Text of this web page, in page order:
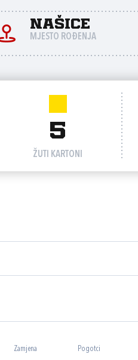
Našice
MJESTO ROĐENJA
5
ŽUTI KARTONI
Zamjena Pogotci